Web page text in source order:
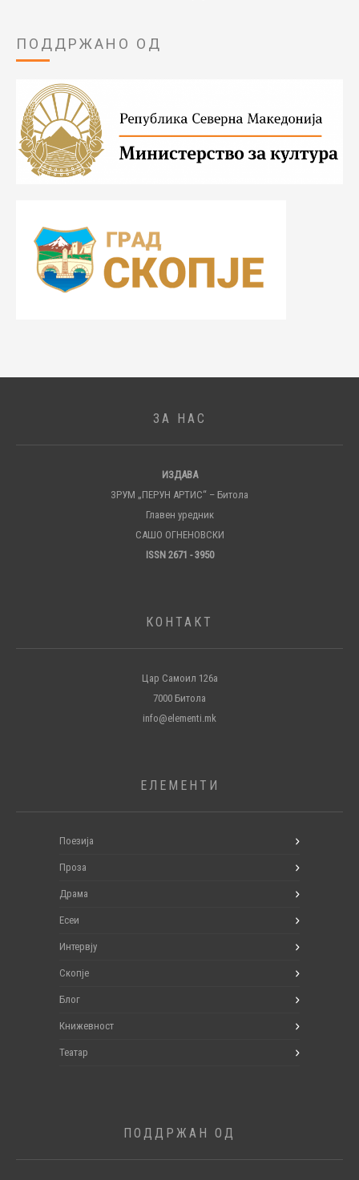
ПОДДРЖАНО ОД
ЗА НАС
ИЗДАВА
ЗРУМ „ПЕРУН АРТИС“ – Битола
Главен уредник
САШО ОГНЕНОВСКИ
ISSN 2671 - 3950
КОНТАКТ
Цар Самоил 126а
7000 Битола
info@elementi.mk
ЕЛЕМЕНТИ
Поезија
Проза
Драма
Есеи
Интервју
Скопје
Блог
Книжевност
Театар
ПОДДРЖАН ОД